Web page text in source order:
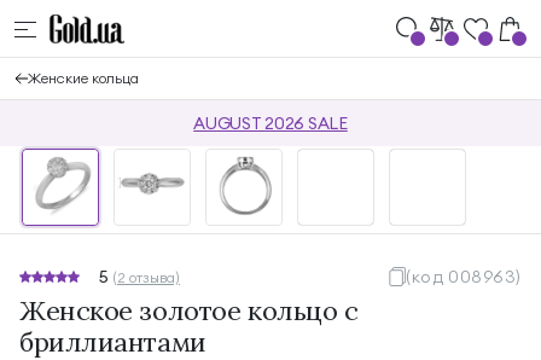
Женские кольца
AUGUST 2026 SALE
5 (2 отзыва) (код 008963)
Женское золотое кольцо с
бриллиантами